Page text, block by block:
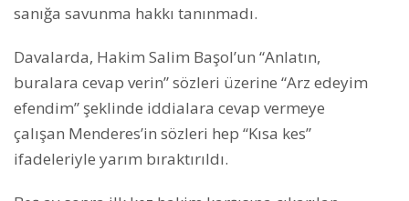
sanığa savunma hakkı tanınmadı.
Davalarda, Hakim Salim Başol’un “Anlatın,
buralara cevap verin” sözleri üzerine “Arz edeyim
efendim” şeklinde iddialara cevap vermeye
çalışan Menderes’in sözleri hep “Kısa kes”
ifadeleriyle yarım bıraktırıldı.